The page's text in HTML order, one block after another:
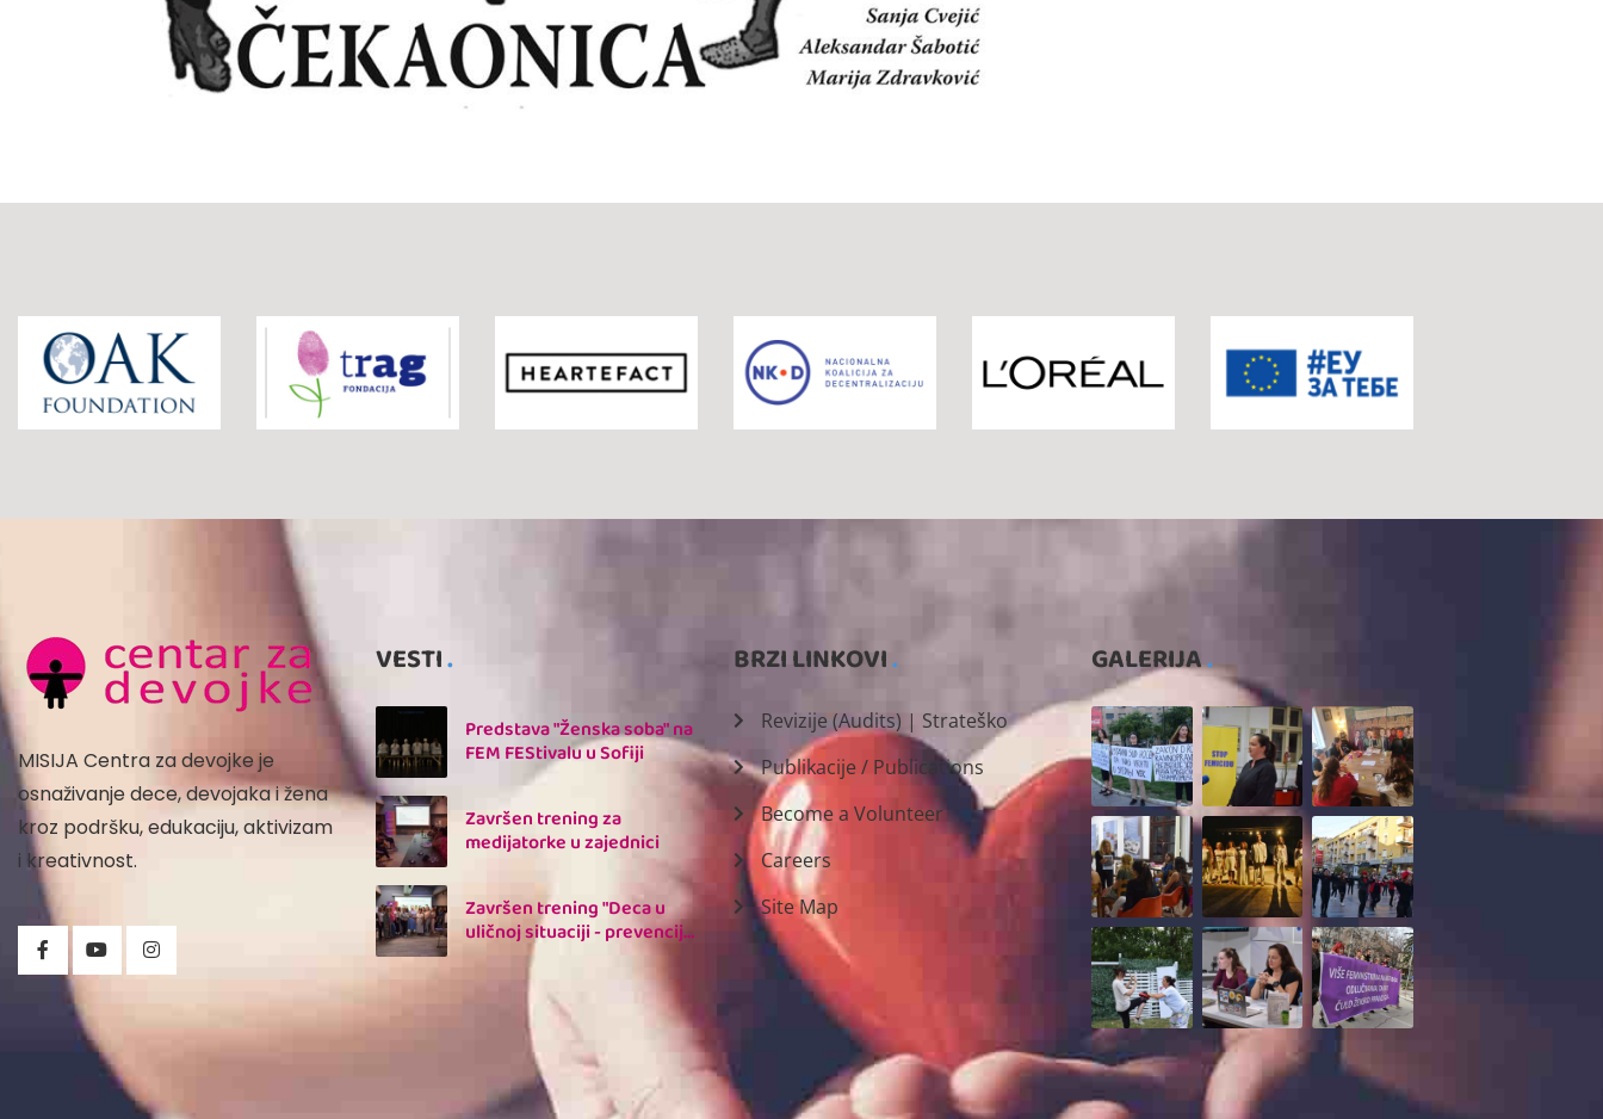
MISIJA Centra za devojke je
osnaživanje dece, devojaka i žena
kroz podršku, edukaciju, aktivizam
i kreativnost.
VESTI
Predstava "Ženska soba" na
FEM FEStivalu u Sofiji
Završen trening za
medijatorke u zajednici
Završen trening "Deca u
uličnoj situaciji - prevencija
nasilja i diskriminacije kroz
multisektorsku saradnju"
BRZI LINKOVI
Revizije (Audits) | Strateško
Publikacije / Publications
Become a Volunteer
Careers
Site Map
GALERIJA